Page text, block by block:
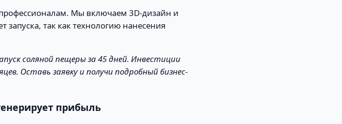
Мы включаем 3D-дизайн и
запуска, так как технологию нанесения
соляной пещеры за 45 дней. Инвестиции
Оставь заявку и получи подробный бизнес-
прибыль